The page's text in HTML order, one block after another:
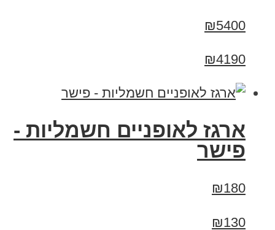
₪5400
₪4190
ארגז לאופניים חשמליות -
פישר
₪180
₪130